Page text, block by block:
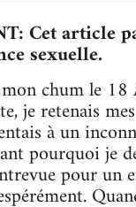
Cet article
sexuelle.
mon chum le
je retenais
à un
pourquoi je
pour un